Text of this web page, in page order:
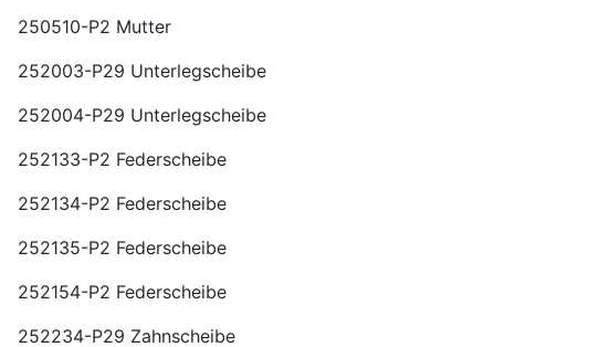
250510-P2 Mutter
252003-P29 Unterlegscheibe
252004-P29 Unterlegscheibe
252133-P2 Federscheibe
252134-P2 Federscheibe
252135-P2 Federscheibe
252154-P2 Federscheibe
252234-P29 Zahnscheibe